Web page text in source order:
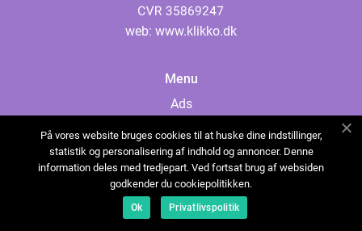
web: www.klikko.dk
Menu
Ads
Cookies
Contact
Sitemap
På vores website bruges cookies til at huske dine indstillinger,
statistik og personalisering af indhold og annoncer. Denne
information deles med tredjepart. Ved fortsat brug af websiden
godkender du cookiepolitikken.
Ok Privatlivspolitik